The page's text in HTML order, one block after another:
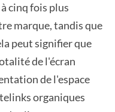
cinq fois plus
marque, tandis que
peut signifier que
de l'écran
de l'espace
organiques